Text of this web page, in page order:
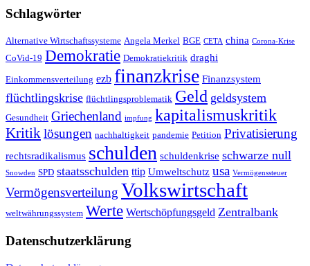
Schlagwörter
Alternative Wirtschaftssysteme Angela Merkel BGE CETA china Corona-Krise
CoVid-19 Demokratie Demokratiekritik draghi
Einkommensverteilung ezb finanzkrise Finanzsystem
flüchtlingskrise flüchtlingsproblematik Geld geldsystem
Gesundheit Griechenland impfung kapitalismuskritik
Kritik lösungen nachhaltigkeit pandemie Petition Privatisierung
rechtsradikalismus schulden schuldenkrise schwarze null
Snowden SPD staatsschulden ttip Umweltschutz usa Vermögenssteuer
Vermögensverteilung Volkswirtschaft
weltwährungssystem Werte Wertschöpfungsgeld Zentralbank
Datenschutzerklärung